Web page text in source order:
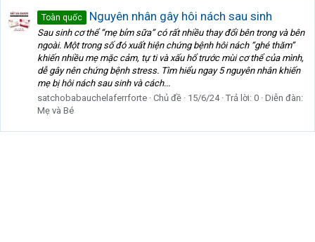
Toàn quốc Nguyên nhân gây hôi nách sau sinh
Sau sinh cơ thể “mẹ bỉm sữa” có rất nhiều thay đổi bên trong và bên
ngoài. Một trong số đó xuất hiện chứng bệnh hôi nách “ghé thăm”
khiến nhiều mẹ mặc cảm, tự ti và xấu hổ trước mùi cơ thể của mình,
dễ gây nên chứng bệnh stress. Tìm hiểu ngay 5 nguyên nhân khiến
mẹ bị hôi nách sau sinh và cách...
satchobabauchelaferrforte Chủ đề 15/6/24 Trả lời: 0 Diễn đàn:
Mẹ và Bé